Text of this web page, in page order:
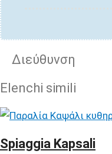
Διεύθυνση
Elenchi simili
Spiaggia Kapsali